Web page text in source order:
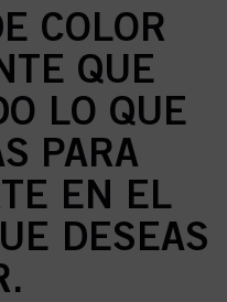
COLOR
QUE
LO QUE
PARA
EN EL
DESEAS